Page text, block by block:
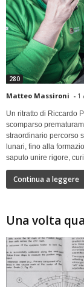
280
Matteo Massironi - 1
Un ritratto di Riccardo
scomparso
straordinario percorso
lunari, fino alla
saputo unire rigore,
Continua a leggere
Una volta